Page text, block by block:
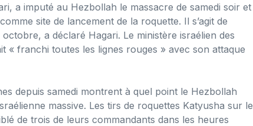
a imputé au Hezbollah le massacre de samedi soir et
site de lancement de la roquette. Il s’agit de
a déclaré Hagari. Le ministère israélien des
« franchi toutes les lignes rouges » avec son attaque
depuis samedi montrent à quel point le Hezbollah
massive. Les tirs de roquettes Katyusha sur le
de trois de leurs commandants dans les heures